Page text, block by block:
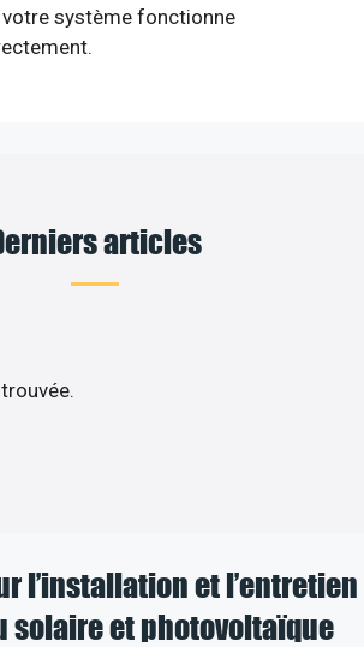
votre système fonctionne
articles
l’installation et l’entretien
solaire et photovoltaïque